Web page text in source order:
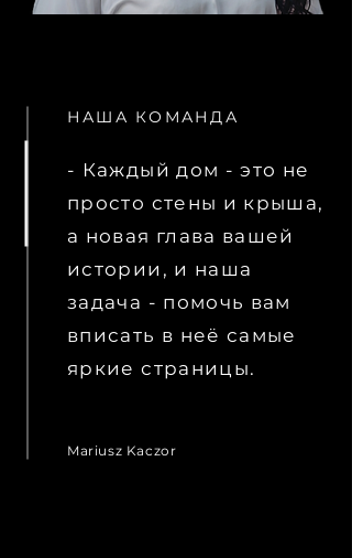
НАША КОМАНДА
- Каждый дом - это не
просто стены и крыша,
а новая глава вашей
истории, и наша
задача - помочь вам
вписать в неё самые
яркие страницы.
Mariusz Kaczor